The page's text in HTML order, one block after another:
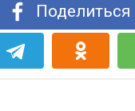
Поделиться